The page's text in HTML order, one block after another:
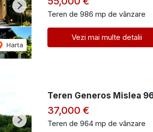
Harta
Next Teren de 986 mp de vânzare
Vezi mai multe detalii
Next
Teren Generos Mislea
37,000 €
Teren de 964 mp de vânzare